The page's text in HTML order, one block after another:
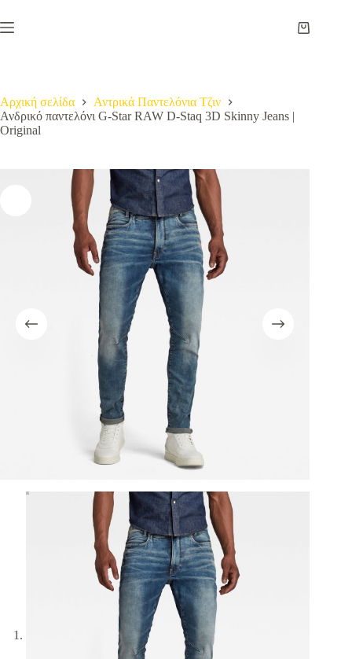
στο
περιεχόμενο
Καλάθι
Αρχική σελίδα
Αντρικά Παντελόνια Τζιν
Ανδρικό παντελόνι G-Star RAW D-Staq 3D Skinny Jeans |
Original